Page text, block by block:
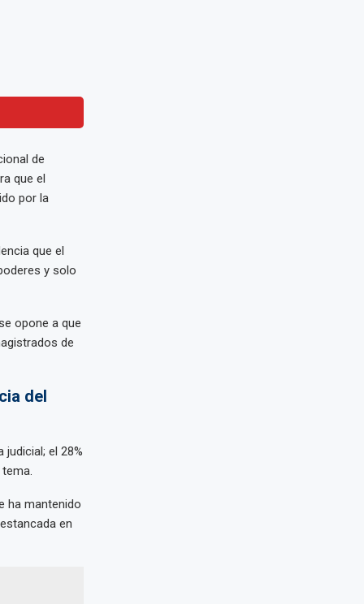
de
que el
por la
que el
y solo
opone a que
de
del
el 28%
ha mantenido
en